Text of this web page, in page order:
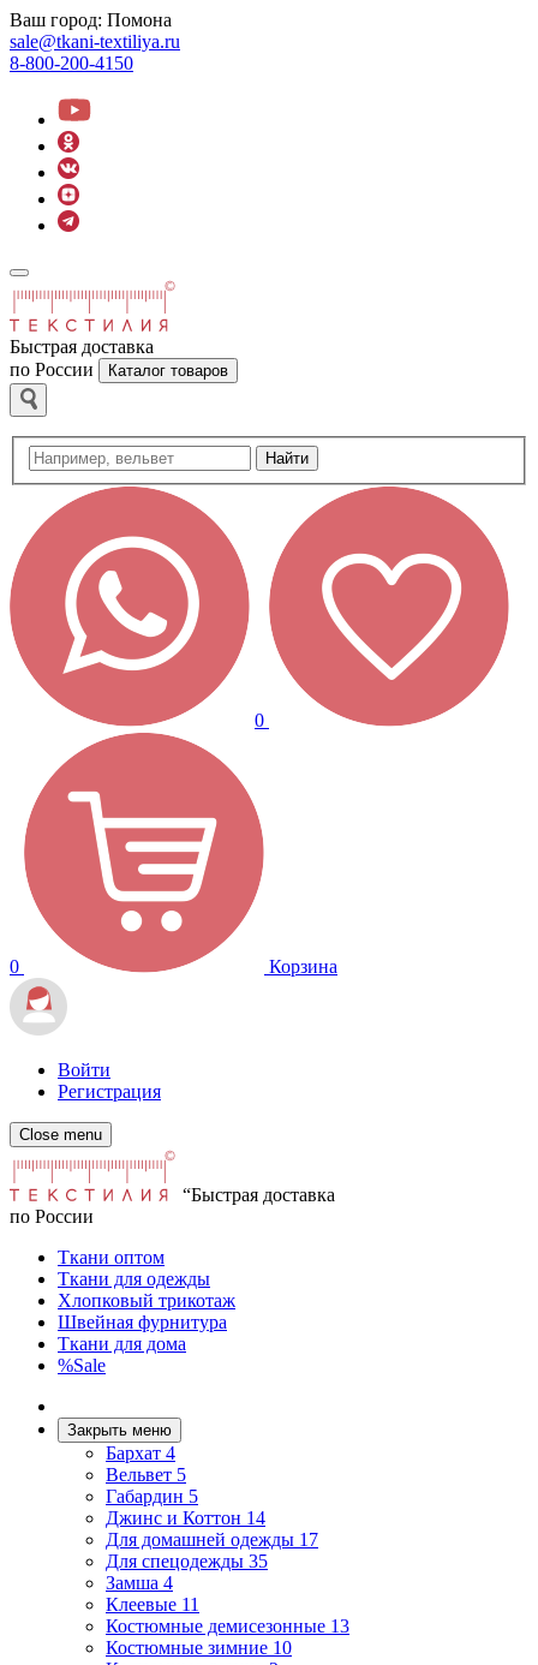
Ваш город: Помона
sale@tkani-textiliya.ru
8-800-200-4150
Быстрая доставка
по России
Каталог товаров
Найти
0
0 Корзина
Войти
Регистрация
Close menu
“Быстрая доставка
по России
Ткани оптом
Ткани для одежды
Хлопковый трикотаж
Швейная фурнитура
Ткани для дома
%Sale
Закрыть меню
Бархат 4
Вельвет 5
Габардин 5
Джинс и Коттон 14
Для домашней одежды 17
Для спецодежды 35
Замша 4
Клеевые 11
Костюмные демисезонные 13
Костюмные зимние 10